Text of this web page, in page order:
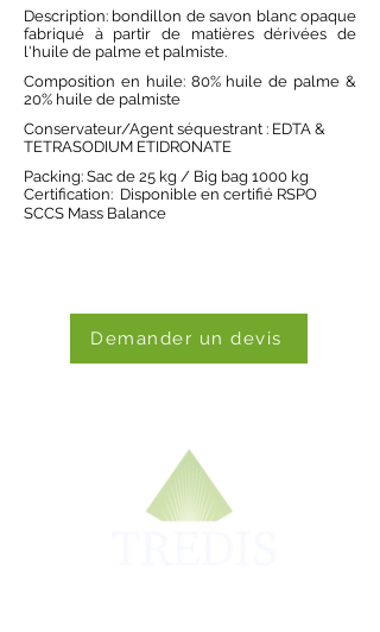
Description: bondillon de savon blanc opaque
fabriqué à partir de matières dérivées de
l'huile de palme et palmiste.
Composition en huile: 80% huile de palme &
20% huile de palmiste
Conservateur/Agent séquestrant : EDTA &
TETRASODIUM ETIDRONATE
Packing: Sac de 25 kg / Big bag 1000 kg
Certification: Disponible en certifié RSPO
SCCS Mass Balance
Demander un devis